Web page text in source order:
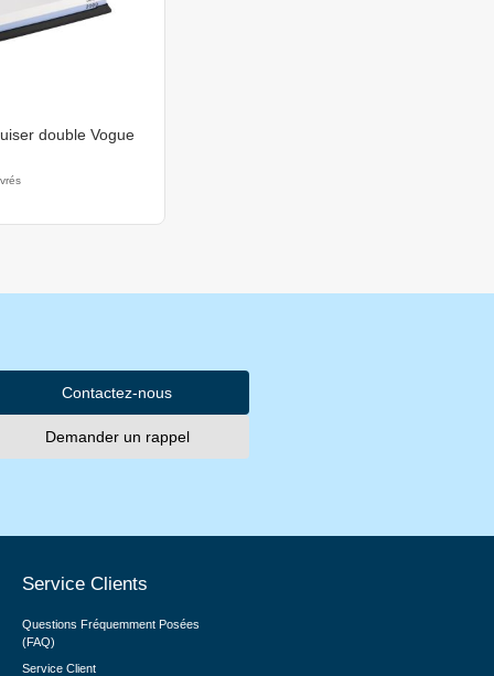
double Vogue
Contactez-nous
Demander un rappel
Service Clients
Questions Fréquemment Posées
(FAQ)
Service Client